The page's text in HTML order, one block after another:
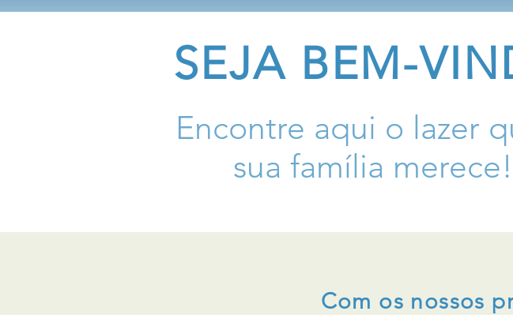
SEJA BEM-
Encontre aqui o lazer
sua família merece!
Com os nossos